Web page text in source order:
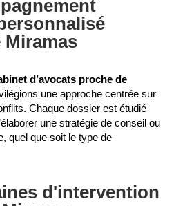
d’avocats proche de
une approche centrée sur
Chaque dossier est étudié
une stratégie de conseil ou
quel que soit le type de
d'intervention